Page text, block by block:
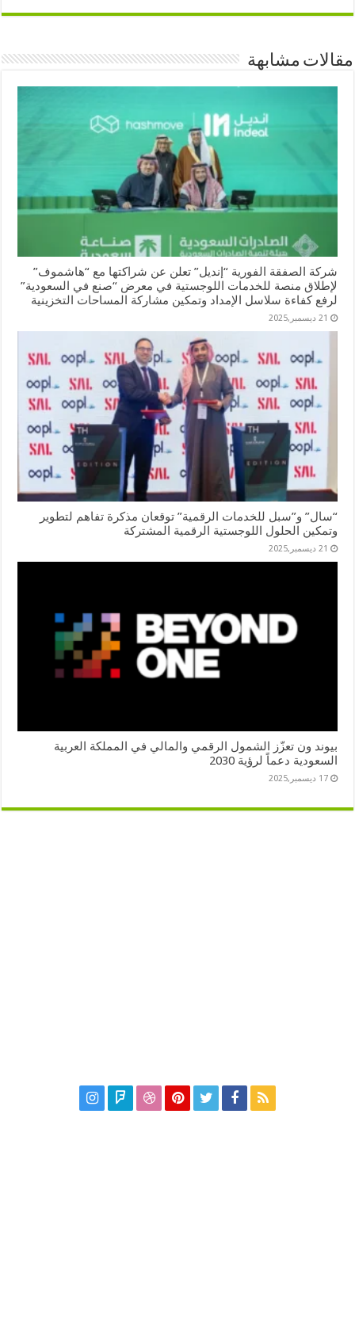
مقالات مشابهة
شركة الصفقة الفورية “إنديل” تعلن عن شراكتها مع “هاشموف”
لإطلاق منصة للخدمات اللوجستية في معرض “صنع في السعودية”
لرفع كفاءة سلاسل الإمداد وتمكين مشاركة المساحات التخزينية
21 ديسمبر,2025
“سال” و”سبل للخدمات الرقمية” توقعان مذكرة تفاهم لتطوير
وتمكين الحلول اللوجستية الرقمية المشتركة
21 ديسمبر,2025
بيوند ون تعزّز الشمول الرقمي والمالي في المملكة العربية
السعودية دعماً لرؤية 2030
17 ديسمبر,2025